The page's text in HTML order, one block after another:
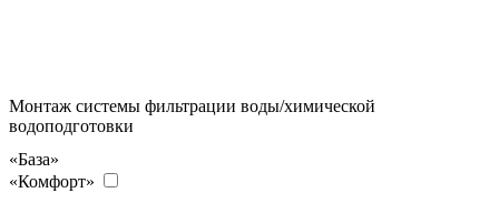
Монтаж системы фильтрации воды/химической
водоподготовки
«База»
«Комфорт»